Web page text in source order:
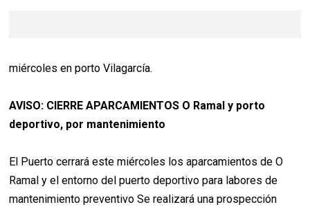
miércoles en porto Vilagarcía.
AVISO: CIERRE APARCAMIENTOS O Ramal y porto
deportivo, por mantenimiento
El Puerto cerrará este miércoles los aparcamientos de O
Ramal y el entorno del puerto deportivo para labores de
mantenimiento preventivo Se realizará una prospección